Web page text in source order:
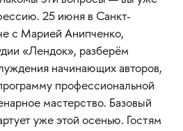
25 июня в Санкт-
с Марией Анипченко,
«Лендок», разберём
начинающих авторов,
профессиональной
мастерство. Базовый
уже этой осенью. Гостям